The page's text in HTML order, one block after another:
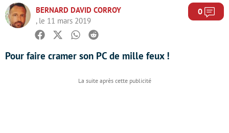
BERNARD DAVID CORROY
, le 11 mars 2019
0
Facebook
TwitterWhatsapp
Reddit
Pour faire cramer son PC de mille feux !